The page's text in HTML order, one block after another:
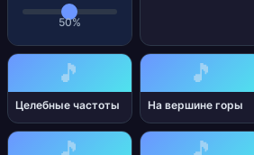
50%
🎵
Целебные частоты
🎵
На вершине горы